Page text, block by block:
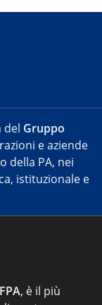
del Gruppo
e aziende
della PA, nei
istituzionale e
FPA, è il più